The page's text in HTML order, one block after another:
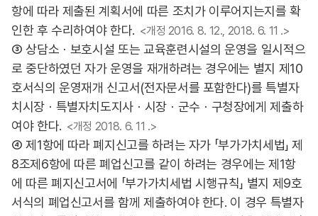
항에 따라 제출된 계획서에 따른 조치가 이루어지는지를 확
인한 후 수리하여야 한다. <개정 2016. 8. 12., 2018. 6. 11 .>
③ 상담소ㆍ보호시설 또는 교육훈련시설의 운영을 일시적으
로 중단하였던 자가 운영을 재개하려는 경우에는 별지 제10
호서식의 운영재개 신고서(전자문서를 포함한다)를 특별자
치시장ㆍ특별자치도지사ㆍ시장ㆍ군수ㆍ구청장에게 제출하
여야 한다. <개정 2018. 6. 11 .>
④ 제1항에 따라 폐지신고를 하려는 자가 「부가가치세법」 제
8조제6항에 따른 폐업신고를 같이 하려는 경우에는 제1항
에 따른 폐지신고서에 「부가가치세법 시행규칙」 별지 제9호
서식의 폐업신고서를 함께 제출하여야 한다. 이 경우 특별자